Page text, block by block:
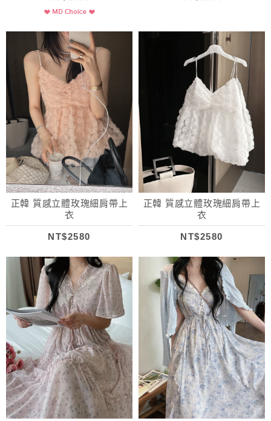
正韓 質感立體玫瑰細肩帶上
衣
NT$2580
正韓 質感立體玫瑰細肩帶上
衣
NT$2580